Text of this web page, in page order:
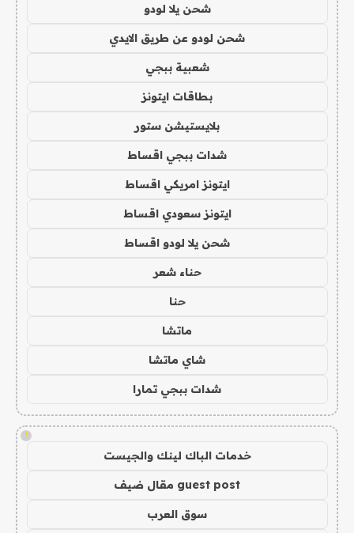
شحن يلا لودو
شحن لودو عن طريق الايدي
شعبية ببجي
بطاقات ايتونز
بلايستيشن ستور
شدات ببجي اقساط
ايتونز امريكي اقساط
ايتونز سعودي اقساط
شحن يلا لودو اقساط
حناء شعر
حنا
ماتشا
شاي ماتشا
شدات ببجي تمارا
!
خدمات الباك لينك والجيست
guest post مقال ضيف
سوق العرب